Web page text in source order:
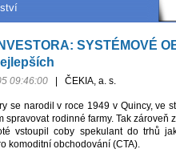
SYSTÉMOVÉ
09:46:00 ČEKIA, a. s.
se narodil v roce 1949 v Quincy, ve
spravovat rodinné farmy. Tak
vstoupil coby spekulant do trhů
komoditní obchodování (CTA).